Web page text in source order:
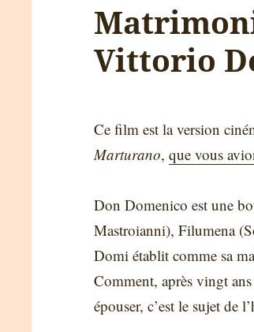
Vittorio
Ce film est la version
Marturano,que vous
Don Domenico est une
Mastroianni), Filumena
Domi établit comme sa
Comment, après vingt
épouser, c’est le sujet de